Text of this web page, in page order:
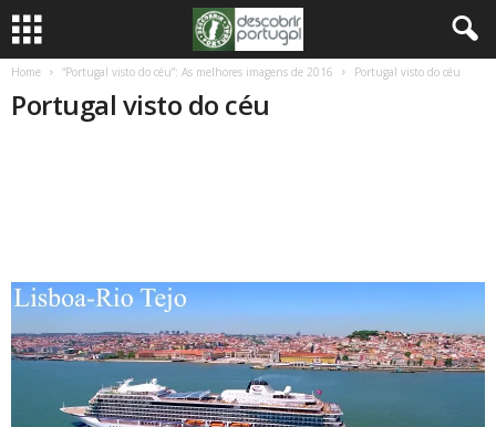
Home “Portugal visto do céu”: As melhores imagens de 2016 Portugal visto do céu
Portugal visto do céu